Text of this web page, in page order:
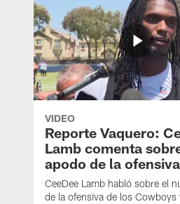
VIDEO
Reporte Vaquero:
Lamb comenta
apodo de la ofensiva
CeeDee Lamb habló sobre el
de la ofensiva de los Cowboys